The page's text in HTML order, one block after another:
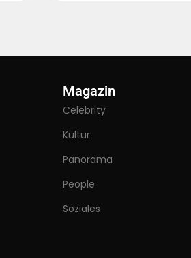
Magazin
Celebrity
Kultur
Panorama
People
Soziales